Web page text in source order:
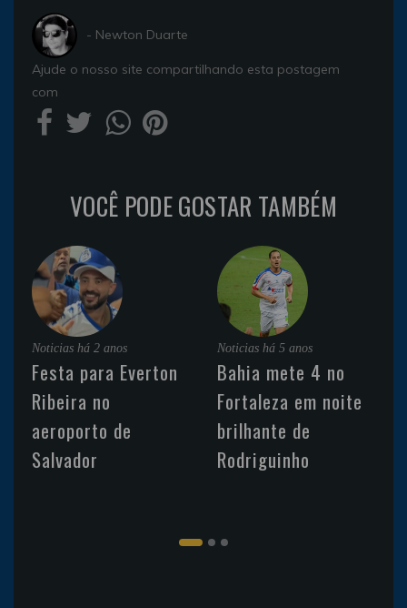
- Newton Duarte
Ajude o nosso site compartilhando esta postagem
com
VOCÊ PODE GOSTAR TAMBÉM
Noticias há 2 anos
Festa para Everton
Ribeira no
aeroporto de
Salvador
Noticias há 5 anos
Bahia mete 4 no
Fortaleza em noite
brilhante de
Rodriguinho